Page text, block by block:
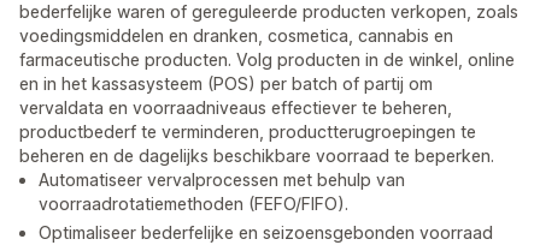
bederfelijke waren of gereguleerde producten verkopen, zoals
voedingsmiddelen en dranken, cosmetica, cannabis en
farmaceutische producten. Volg producten in de winkel, online
en in het kassasysteem (POS) per batch of partij om
vervaldata en voorraadniveaus effectiever te beheren,
productbederf te verminderen, productterugroepingen te
beheren en de dagelijks beschikbare voorraad te beperken.
Automatiseer vervalprocessen met behulp van
voorraadrotatiemethoden (FEFO/FIFO).
Optimaliseer bederfelijke en seizoensgebonden voorraad